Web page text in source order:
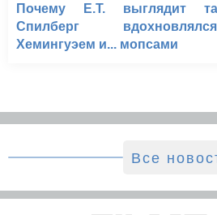
Почему E.T. выглядит
Спилберг
Хемингуэем и... мопсами
Все